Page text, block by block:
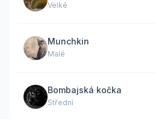
Velké
Munchkin
Malé
Bombajská kočka
Střední